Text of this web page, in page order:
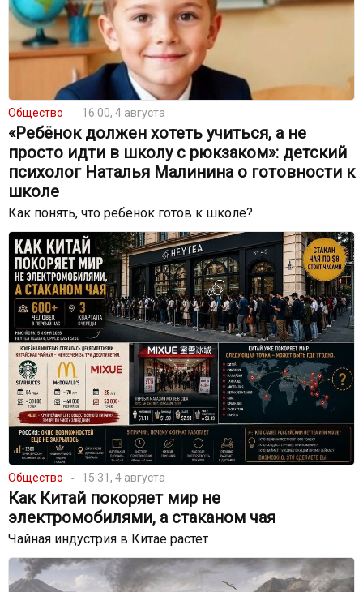
Общество 16:00, 4 августа
«Ребёнок должен хотеть учиться, а не
просто идти в школу с рюкзаком»: детский
психолог Наталья Малинина о готовности к
школе
Как понять, что ребенок готов к школе?
Общество 15:31, 4 августа
Как Китай покоряет мир не
электромобилями, а стаканом чая
Чайная индустрия в Китае растет